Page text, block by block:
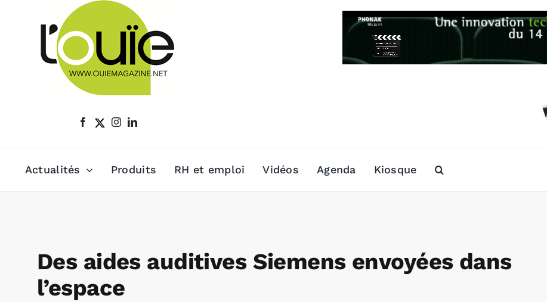
Actualités Produits RH et emploi Vidéos Agenda Kiosque
Des aides auditives Siemens envoyées dans
l’espace